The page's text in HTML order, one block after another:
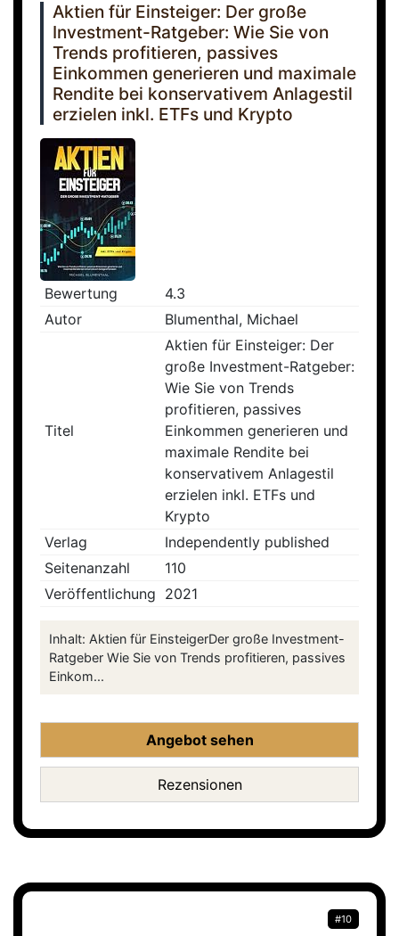
Aktien für Einsteiger: Der große
Investment-Ratgeber: Wie Sie von
Trends profitieren, passives
Einkommen generieren und maximale
Rendite bei konservativem Anlagestil
erzielen inkl. ETFs und Krypto
Bewertung
4.3
Autor
Blumenthal, Michael
Titel
Aktien für Einsteiger: Der
große Investment-Ratgeber:
Wie Sie von Trends
profitieren, passives
Einkommen generieren und
maximale Rendite bei
konservativem Anlagestil
erzielen inkl. ETFs und
Krypto
Verlag
Independently published
Seitenanzahl
110
Veröffentlichung 2021
Inhalt: Aktien für EinsteigerDer große Investment-
Ratgeber Wie Sie von Trends profitieren, passives
Einkom...
Angebot sehen
Rezensionen
#10